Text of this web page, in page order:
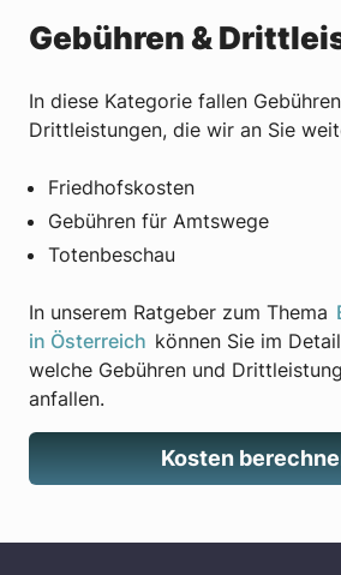
Gebühren &
In diese Kategorie fallen
Drittleistungen, die wir an Sie
Friedhofskosten
Gebühren für Amtswege
Totenbeschau
In unserem Ratgeber zum Thema
in Österreich können Sie im
welche Gebühren und
anfallen.
Kosten